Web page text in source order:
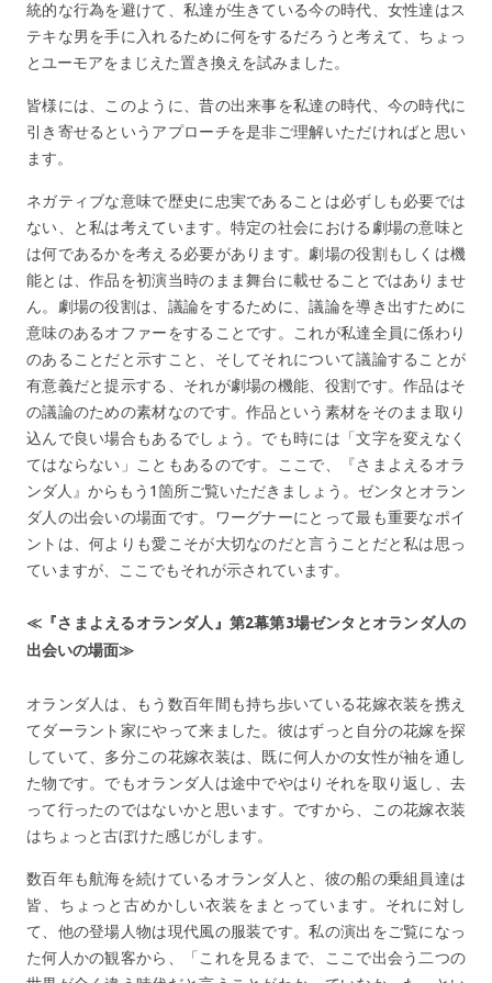
統的な行為を避けて、私達が生きている今の時代、女性達はス
テキな男を手に入れるために何をするだろうと考えて、ちょっ
とユーモアをまじえた置き換えを試みました。
皆様には、このように、昔の出来事を私達の時代、今の時代に
引き寄せるというアプローチを是非ご理解いただければと思い
ます。
ネガティブな意味で歴史に忠実であることは必ずしも必要では
ない、と私は考えています。特定の社会における劇場の意味と
は何であるかを考える必要があります。劇場の役割もしくは機
能とは、作品を初演当時のまま舞台に載せることではありませ
ん。劇場の役割は、議論をするために、議論を導き出すために
意味のあるオファーをすることです。これが私達全員に係わり
のあることだと示すこと、そしてそれについて議論することが
有意義だと提示する、それが劇場の機能、役割です。作品はそ
の議論のための素材なのです。作品という素材をそのまま取り
込んで良い場合もあるでしょう。でも時には「文字を変えなく
てはならない」こともあるのです。ここで、『さまよえるオラ
ンダ人』からもう1箇所ご覧いただきましょう。ゼンタとオラン
ダ人の出会いの場面です。ワーグナーにとって最も重要なポイ
ントは、何よりも愛こそが大切なのだと言うことだと私は思っ
ていますが、ここでもそれが示されています。
≪『さまよえるオランダ人』第2幕第3場ゼンタとオランダ人の
出会いの場面≫
オランダ人は、もう数百年間も持ち歩いている花嫁衣装を携え
てダーラント家にやって来ました。彼はずっと自分の花嫁を探
していて、多分この花嫁衣装は、既に何人かの女性が袖を通し
た物です。でもオランダ人は途中でやはりそれを取り返し、去
って行ったのではないかと思います。ですから、この花嫁衣装
はちょっと古ぼけた感じがします。
数百年も航海を続けているオランダ人と、彼の船の乗組員達は
皆、ちょっと古めかしい衣装をまとっています。それに対し
て、他の登場人物は現代風の服装です。私の演出をご覧になっ
た何人かの観客から、「これを見るまで、ここで出会う二つの